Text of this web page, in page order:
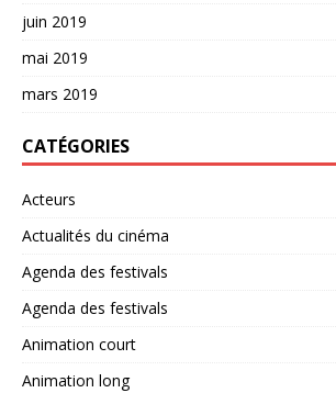
juin 2019
mai 2019
mars 2019
CATÉGORIES
Acteurs
Actualités du cinéma
Agenda des festivals
Agenda des festivals
Animation court
Animation long